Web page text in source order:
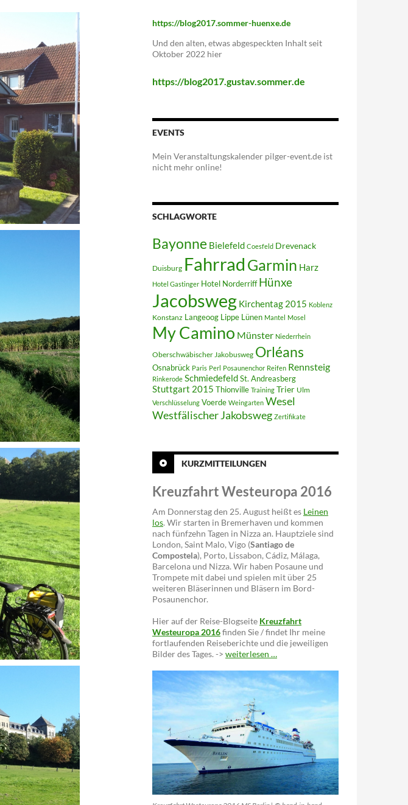
https://blog2017.sommer-huenxe.de
Und den alten, etwas abgespeckten Inhalt seit
Oktober 2022 hier
https://blog2017.gustav.sommer.de
EVENTS
Mein Veranstaltungskalender pilger-event.de ist
nicht mehr online!
SCHLAGWORTE
Bayonne Bielefeld Coesfeld Drevenack
Duisburg Fahrrad Garmin Harz
Hotel Gastinger Hotel Norderriff Hünxe
Jacobsweg Kirchentag 2015 Koblenz
Konstanz Langeoog Lippe Lünen Mantel Mosel
My Camino Münster Niederrhein
Oberschwäbischer Jakobusweg Orléans
Osnabrück Paris Perl Posaunenchor Reifen Rennsteig
Rinkerode Schmiedefeld St. Andreasberg
Stuttgart 2015 Thionville Training Trier Ulm
Verschlüsselung Voerde Weingarten Wesel
Westfälischer Jakobsweg Zertifikate
KURZMITTEILUNGEN
Kreuzfahrt Westeuropa 2016
Am Donnerstag den 25. August heißt es Leinen
los. Wir starten in Bremerhaven und kommen
nach fünfzehn Tagen in Nizza an. Hauptziele sind
London, Saint Malo, Vigo (Santiago de
Compostela), Porto, Lissabon, Cádiz, Málaga,
Barcelona und Nizza. Wir haben Posaune und
Trompete mit dabei und spielen mit über 25
weiteren Bläserinnen und Bläsern im Bord-
Posaunenchor.
Hier auf der Reise-Blogseite Kreuzfahrt
Westeuropa 2016finden Sie / findet Ihr meine
fortlaufenden Reiseberichte und die jeweiligen
Bilder des Tages. -> weiterlesen …